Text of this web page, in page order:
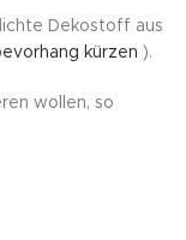
Dekostoff aus
kürzen ).
wollen, so